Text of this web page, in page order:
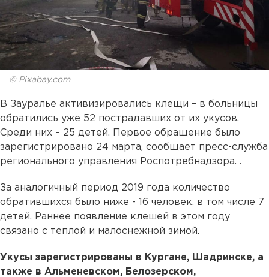
© Pixabay.com
В Зауралье активизировались клещи – в больницы
обратились уже 52 пострадавших от их укусов.
Среди них – 25 детей. Первое обращение было
зарегистрировано 24 марта, сообщает пресс-служба
регионального управления Роспотребнадзора. .
За аналогичный период 2019 года количество
обратившихся было ниже - 16 человек, в том числе 7
детей. Раннее появление клешей в этом году
связано с теплой и малоснежной зимой.
Укусы зарегистрированы в Кургане, Шадринске, а
также в Альменевском, Белозерском,